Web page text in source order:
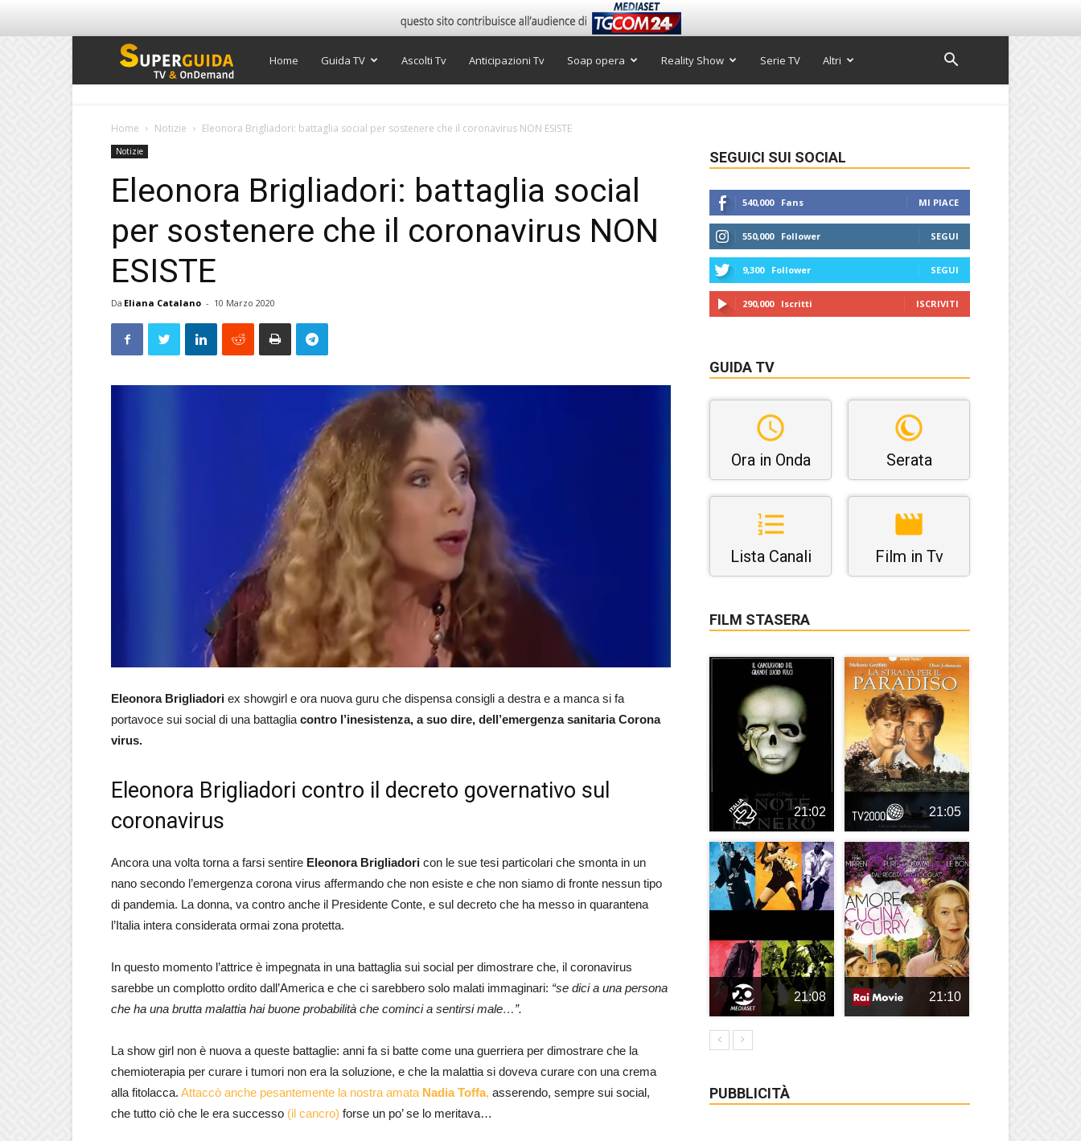
Super
Home Guida TV Ascolti Tv Anticipazioni Tv Soap opera Reality Show Serie TV Altri
Home Notizie Eleonora Brigliadori: battaglia social per sostenere che il coronavirus NON ESISTE
Notizie
Eleonora Brigliadori: battaglia social
per sostenere che il coronavirus NON
ESISTE
Da Eliana Catalano - 10 Marzo 2020
Eleonora Brigliadori ex showgirl e ora nuova guru che dispensa consigli a destra e a manca si fa
portavoce sui social di una battaglia contro l’inesistenza, a suo dire, dell’emergenza sanitaria Corona
virus.
Eleonora Brigliadori contro il decreto governativo sul
coronavirus
Ancora una volta torna a farsi sentire Eleonora Brigliadori con le sue tesi particolari che smonta in un
nano secondo l’emergenza corona virus affermando che non esiste e che non siamo di fronte nessun tipo
di pandemia. La donna, va contro anche il Presidente Conte, e sul decreto che ha messo in quarantena
l’Italia intera considerata ormai zona protetta.
In questo momento l’attrice è impegnata in una battaglia sui social per dimostrare che, il coronavirus
sarebbe un complotto ordito dall’America e che ci sarebbero solo malati immaginari: “se dici a una persona
che ha una brutta malattia hai buone probabilità che cominci a sentirsi male…”.
La show girl non è nuova a queste battaglie: anni fa si batte come una guerriera per dimostrare che la
chemioterapia per curare i tumori non era la soluzione, e che la malattia si doveva curare con una crema
alla fitolacca. Attaccò anche pesantemente la nostra amata Nadia Toffa, asserendo, sempre sui social,
che tutto ciò che le era successo (il cancro) forse un po’ se lo meritava…
SEGUICI SUI SOCIAL
540,000 Fans MI PIACE
550,000 Follower SEGUI
9,300 Follower SEGUI
290,000 Iscritti ISCRIVITI
GUIDA TV
Ora in Onda Serata
Lista Canali Film in Tv
FILM STASERA
21:02 21:05
21:08 21:10
PUBBLICITÀ